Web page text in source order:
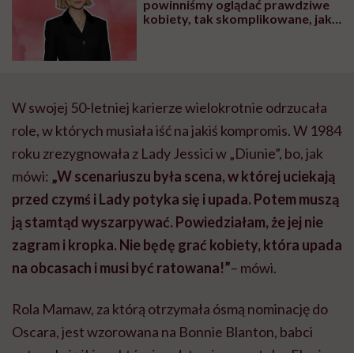
powinniśmy oglądać prawdziwe
kobiety, tak skomplikowane, jak
W swojej 50-letniej karierze wielokrotnie odrzucała
role, w których musiała iść na jakiś kompromis. W 1984
roku zrezygnowała z Lady Jessici w „Diunie”, bo, jak
mówi: „W scenariuszu była scena, w której uciekają
przed czymś i Lady potyka się i upada. Potem muszą
ją stamtąd wyszarpywać. Powiedziałam, że jej nie
zagram i kropka. Nie będę grać kobiety, która upada
na obcasach i musi być ratowana!”– mówi.
Rola Mamaw, za którą otrzymała ósmą nominację do
Oscara, jest wzorowana na Bonnie Blanton, babci